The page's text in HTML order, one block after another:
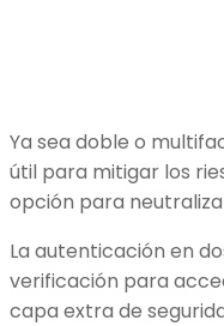
Ya sea doble o
útil para mitigar los
opción para
La autenticación en
verificación para
capa extra de